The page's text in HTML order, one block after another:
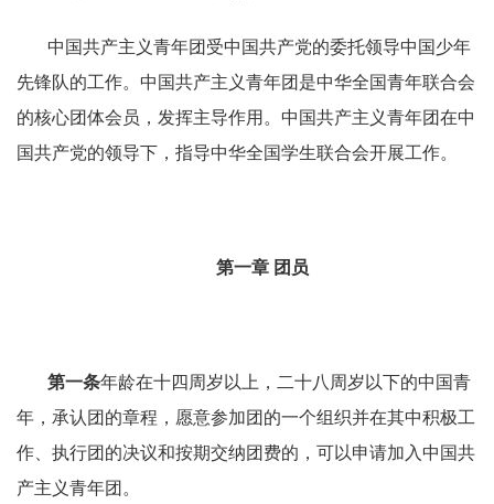
中国共产主义青年团受中国共产党的委托领导中国少年
先锋队的工作。中国共产主义青年团是中华全国青年联合会
的核心团体会员，发挥主导作用。中国共产主义青年团在中
国共产党的领导下，指导中华全国学生联合会开展工作。
第一章 团员
第一条年龄在十四周岁以上，二十八周岁以下的中国青
年，承认团的章程，愿意参加团的一个组织并在其中积极工
作、执行团的决议和按期交纳团费的，可以申请加入中国共
产主义青年团。